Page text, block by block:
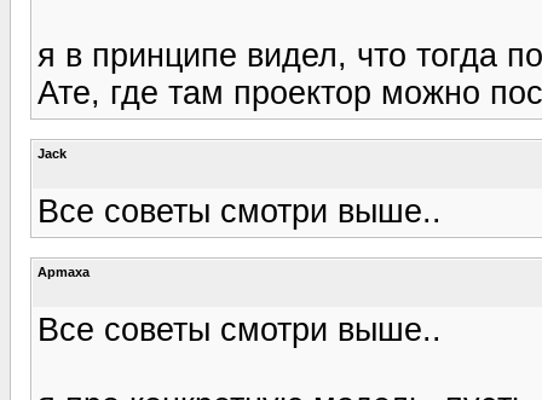
я в принципе видел, что тогда
Ате, где там проектор можно
Jack
Все советы смотри выше..
Apmaxa
Все советы смотри выше..